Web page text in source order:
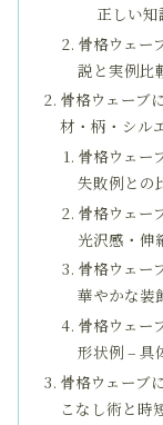
正しい
骨格ウェー
説と実例比
骨格ウェーブ
材・柄・シル
骨格ウェー
失敗例との
骨格ウェー
光沢感・伸
骨格ウェー
華やかな装
骨格ウェー
形状例 – 具
骨格ウェーブ
こなし術と時